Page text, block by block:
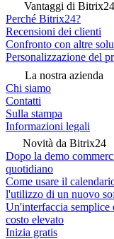
Vantaggi di Bitrix24
Perché Bitrix24?
Recensioni dei clienti
Confronto con altre
Personalizzazione del
La nostra azienda
Chi siamo
Contatti
Sulla stampa
Informazioni legali
Novità da Bitrix24
Dopo la demo
quotidiano
Come usare il
l'utilizzo di un nuovo
Un'interfaccia semplice
costo elevato
Inizia gratis